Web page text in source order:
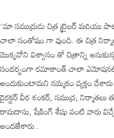
“మా సముద్రుడు చిత్ర ట్రైలర్
చాలా సంతోషం గా వుంది. ఈ చిత్ర
మొక్కవోని విశ్వాసం తో చిత్రాన్ని
సందర్భంగా రమాకాంత్ చాలా
అందుకుంటామని నమ్మకం వ్యక్తం
డైరక్టర్ వీర శంకర్, సముద్ర,
రామదాసు, షేకింగ్ శేషు వంటి వారు
అందజేశారు..